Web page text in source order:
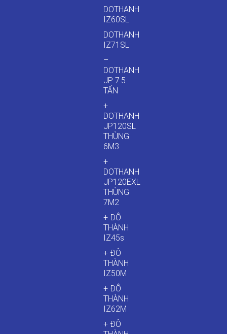
DOTHANH
IZ60SL
DOTHANH
IZ71SL
–
DOTHANH
JP 7.5
TẤN
+
DOTHANH
JP120SL
THÙNG
6M3
+
DOTHANH
JP120EXL
THÙNG
7M2
+ ĐÔ
THÀNH
IZ45s
+ ĐÔ
THÀNH
IZ50M
+ ĐÔ
THÀNH
IZ62M
+ ĐÔ